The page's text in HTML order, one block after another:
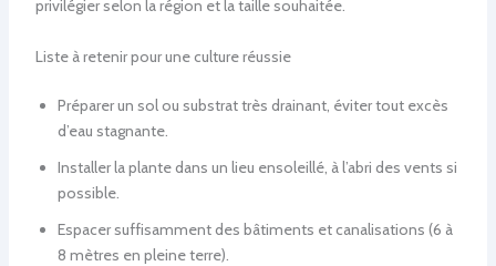
privilégier selon la région et la taille souhaitée.
Liste à retenir pour une culture réussie
Préparer un sol ou substrat très drainant, éviter tout excès
d’eau stagnante.
Installer la plante dans un lieu ensoleillé, à l’abri des vents si
possible.
Espacer suffisamment des bâtiments et canalisations (6 à
8 mètres en pleine terre).